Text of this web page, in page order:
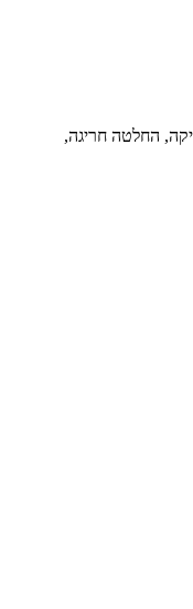
החלטה חריגה,